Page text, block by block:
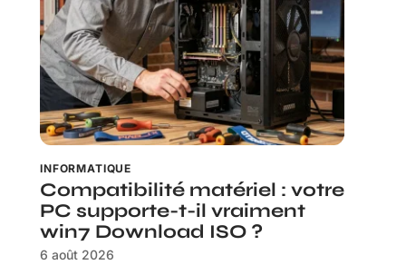
INFORMATIQUE
Compatibilité matériel : votre
PC supporte-t-il vraiment
win7 Download ISO ?
6 août 2026